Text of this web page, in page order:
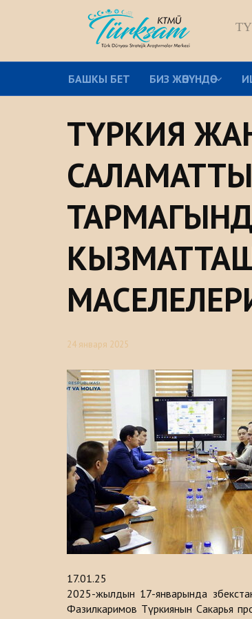
БАШКЫ БЕТ БИЗ ЖѲНҮНДѲ
ТҮРКИЯ
24 января 2025
17.01.25
2025-жылдын 17-январында
Фазилкаримов Түркиянын Сакарья